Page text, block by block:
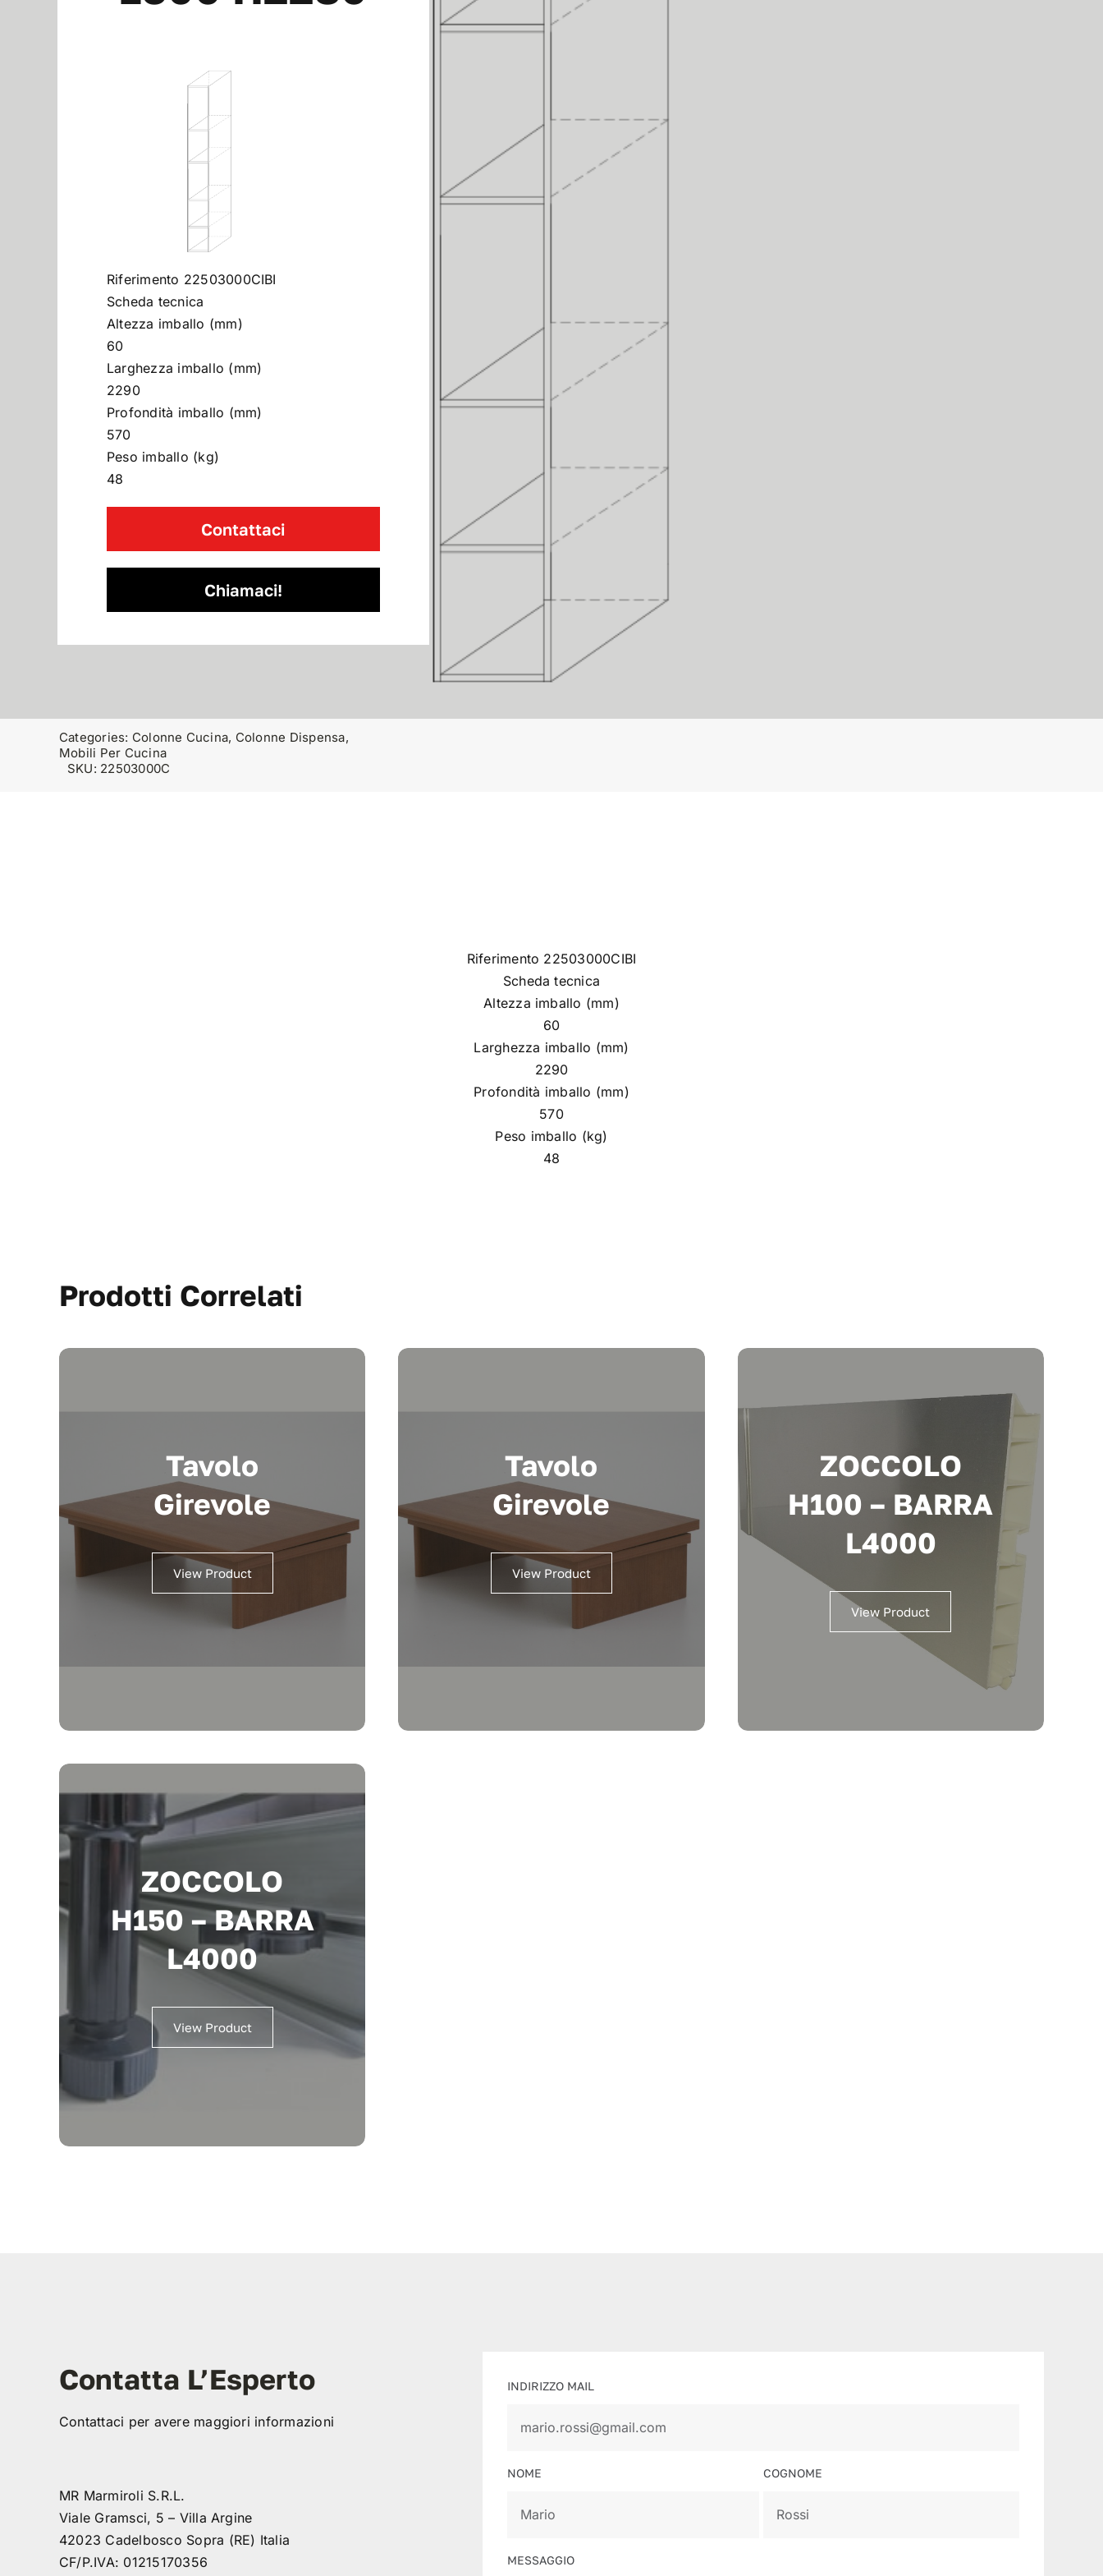
Riferimento 22503000CIBI
Scheda tecnica
Altezza imballo (mm)
60
Larghezza imballo (mm)
2290
Profondità imballo (mm)
570
Peso imballo (kg)
48
Contattaci
Chiamaci!
Categories: Colonne Cucina, Colonne Dispensa,
Mobili Per Cucina
SKU: 22503000C
Riferimento 22503000CIBI
Scheda tecnica
Altezza imballo (mm)
60
Larghezza imballo (mm)
2290
Profondità imballo (mm)
570
Peso imballo (kg)
48
Prodotti Correlati
Tavolo
Girevole
View Product
Tavolo
Girevole
View Product
ZOCCOLO
H100 – BARRA
L4000
View Product
ZOCCOLO
H150 – BARRA
L4000
View Product
Contatta L’Esperto
Contattaci per avere maggiori informazioni
MR Marmiroli S.R.L.
Viale Gramsci, 5 – Villa Argine
42023 Cadelbosco Sopra (RE) Italia
CF/P.IVA: 01215170356
INDIRIZZO MAIL
NOME COGNOME
MESSAGGIO